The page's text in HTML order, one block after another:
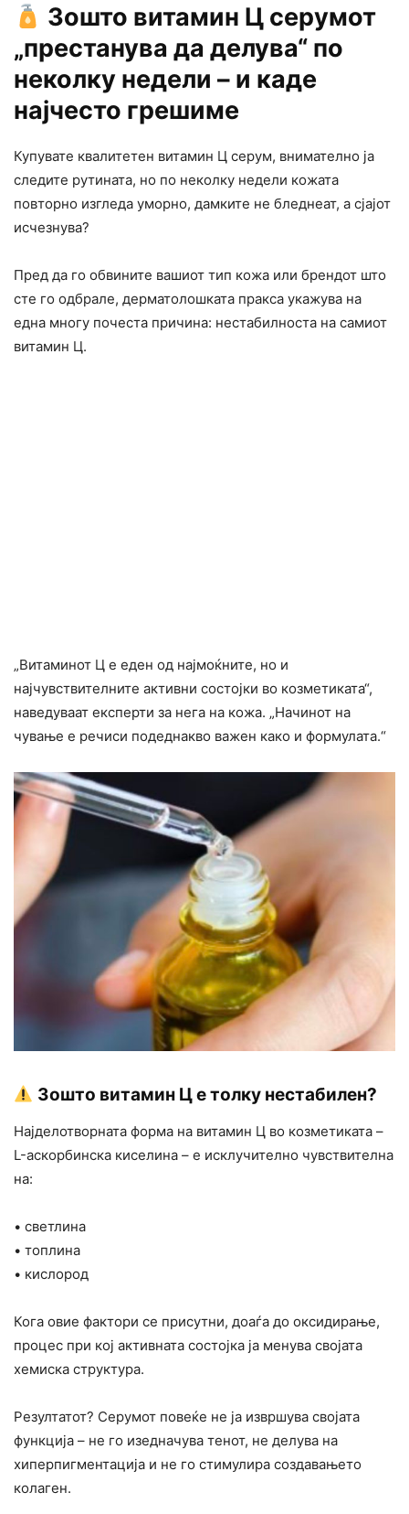
Зошто витамин Ц серумот
„престанува да делува“ по
неколку недели – и каде
најчесто грешиме
Купувате квалитетен витамин Ц серум, внимателно ја
следите рутината, но по неколку недели кожата
повторно изгледа уморно, дамките не бледнеат, а сјајот
исчезнува?
Пред да го обвините вашиот тип кожа или брендот што
сте го одбрале, дерматолошката пракса укажува на
една многу почеста причина: нестабилноста на самиот
витамин Ц.
„Витаминот Ц е еден од најмоќните, но и
најчувствителните активни состојки во козметиката“,
наведуваат експерти за нега на кожа. „Начинот на
чување е речиси подеднакво важен како и формулата.“
Зошто витамин Ц е толку нестабилен?
Најделотворната форма на витамин Ц во козметиката –
L-аскорбинска киселина – е исклучително чувствителна
на:
• светлина
• топлина
• кислород
Кога овие фактори се присутни, доаѓа до оксидирање,
процес при кој активната состојка ја менува својата
хемиска структура.
Резултатот? Серумот повеќе не ја извршува својата
функција – не го изедначува тенот, не делува на
хиперпигментација и не го стимулира создавањето
колаген.